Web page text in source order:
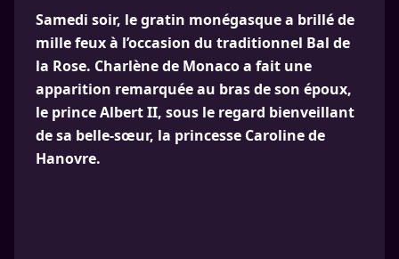
Samedi soir, le gratin monégasque a brillé de
mille feux à l’occasion du traditionnel Bal de
la Rose. Charlène de Monaco a fait une
apparition remarquée au bras de son époux,
le prince Albert II, sous le regard bienveillant
de sa belle-sœur, la princesse Caroline de
Hanovre.